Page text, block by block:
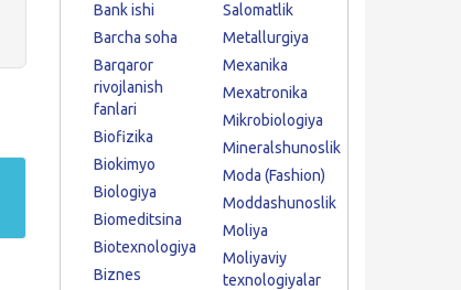
Bank ishi
Barcha soha
Barqaror
rivojlanish
fanlari
Biofizika
Biokimyo
Biologiya
Biomeditsina
Biotexnologiya
Biznes
Salomatlik
Metallurgiya
Mexanika
Mexatronika
Mikrobiologiya
Mineralshunoslik
Moda (Fashion)
Moddashunoslik
Moliya
Moliyaviy
texnologiyalar